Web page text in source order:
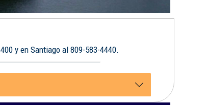
y en Santiago al 809-583-4440.